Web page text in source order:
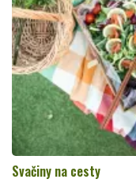
Svačiny na cesty